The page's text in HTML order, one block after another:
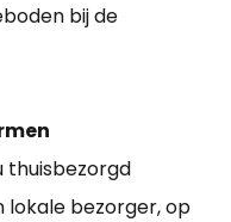
bij de
thuisbezorgd
lokale bezorger, op